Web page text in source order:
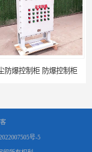
制柜 防爆控制柜
号-5